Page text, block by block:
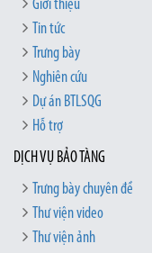
Giới thiệu
Tin tức
Trưng bày
Nghiên cứu
Dự án BTLSQG
Hỗ trợ
DỊCH VỤ BẢO TÀNG
Trưng bày chuyên đề
Thư viện video
Thư viện ảnh